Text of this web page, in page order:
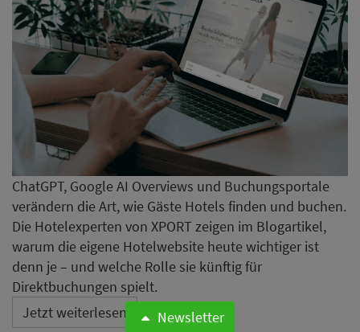
ChatGPT, Google AI Overviews und Buchungsportale
verändern die Art, wie Gäste Hotels finden und buchen.
Die Hotelexperten von XPORT zeigen im Blogartikel,
warum die eigene Hotelwebsite heute wichtiger ist
denn je – und welche Rolle sie künftig für
Direktbuchungen spielt.
Jetzt weiterlesen
Newsletter